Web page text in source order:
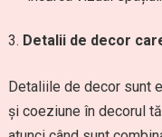
Detalii de decor
Detaliile de decor sunt
și coeziune în decorul